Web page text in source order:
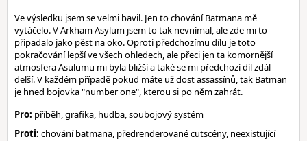
Ve výsledku jsem se velmi bavil. Jen to chování Batmana mě
vytáčelo. V Arkham Asylum jsem to tak nevnímal, ale zde mi to
připadalo jako pěst na oko. Oproti předchozímu dílu je toto
pokračování lepší ve všech ohledech, ale přeci jen ta komornější
atmosfera Asulumu mi byla bližší a také se mi předchozí díl zdál
delší. V každém případě pokud máte už dost assassínů, tak Batman
je hned bojovka "number one", kterou si po něm zahrát.
Pro: příběh, grafika, hudba, soubojový systém
Proti: chování batmana, předrenderované cutscény, neexistující